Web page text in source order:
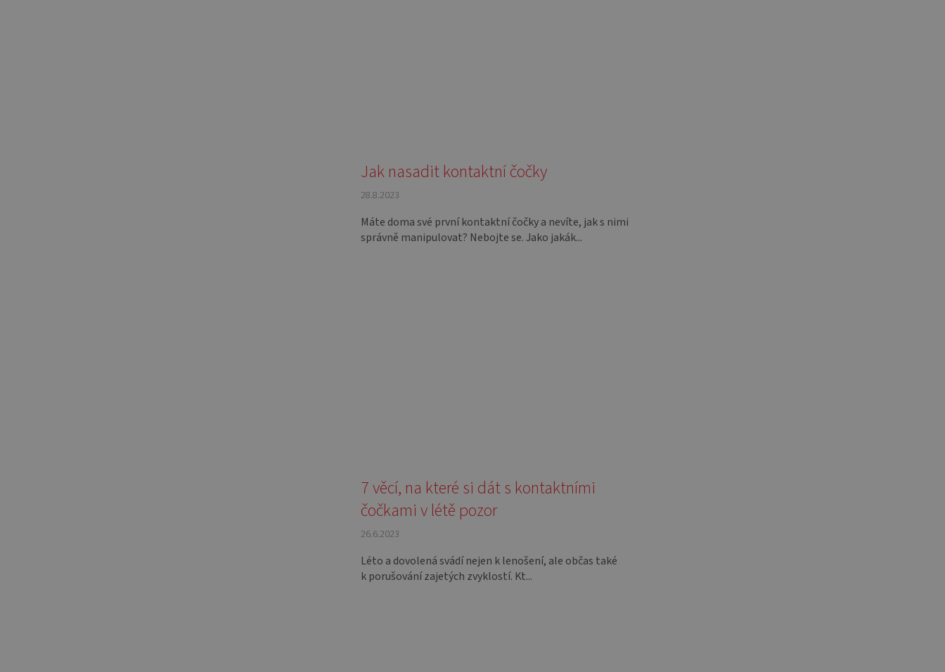
Jak nasadit kontaktní čočky
28.8.2023
Máte doma své první kontaktní čočky a nevíte, jak s nimi
správně manipulovat? Nebojte se. Jako jakák...
7 věcí, na které si dát s kontaktními
čočkami v létě pozor
26.6.2023
Léto a dovolená svádí nejen k lenošení, ale občas také
k porušování zajetých zvyklostí. Kt...